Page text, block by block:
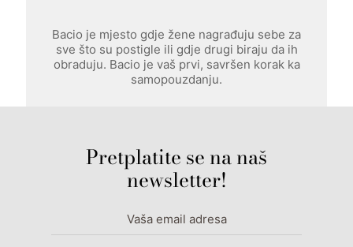
Bacio je mjesto gdje žene nagrađuju sebe za
sve što su postigle ili gdje drugi biraju da ih
obraduju. Bacio je vaš prvi, savršen korak ka
samopouzdanju.
Pretplatite se na naš
newsletter!